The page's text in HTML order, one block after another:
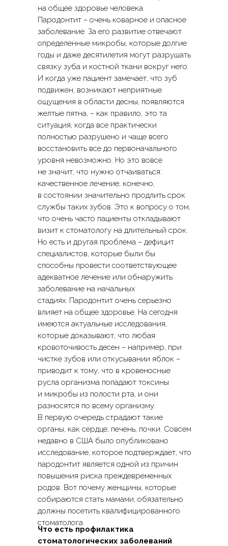
на общее здоровье человека.
Пародонтит – очень коварное и опасное
заболевание. За его развитие отвечают
определенные микробы, которые долгие
годы и даже десятилетия могут разрушать
связку зуба и костной ткани вокруг него.
И когда уже пациент замечает, что зуб
подвижен, возникают неприятные
ощущения в области десны, появляются
желтые пятна, – как правило, это та
ситуация, когда все практически
полностью разрушено и чаще всего
восстановить все до первоначального
уровня невозможно. Но это вовсе
не значит, что нужно отчаиваться:
качественное лечение, конечно,
в состоянии значительно продлить срок
службы таких зубов. Это к вопросу о том,
что очень часто пациенты откладывают
визит к стоматологу на длительный срок.
Но есть и другая проблема – дефицит
специалистов, которые были бы
способны провести соответствующее
адекватное лечение или обнаружить
заболевание на начальных
стадиях. Пародонтит очень серьезно
влияет на общее здоровье. На сегодня
имеются актуальные исследования,
которые доказывают, что любая
кровоточивость десен – например, при
чистке зубов или откусывании яблок –
приводит к тому, что в кровеносные
русла организма попадают токсины
и микробы из полости рта, и они
разносятся по всему организму.
В первую очередь страдают такие
органы, как сердце, печень, почки. Совсем
недавно в США было опубликовано
исследование, которое подтверждает, что
пародонтит является одной из причин
повышения риска преждевременных
родов. Вот почему женщины, которые
собираются стать мамами, обязательно
должны посетить квалифицированного
стоматолога.
Что есть профилактика
стоматологических заболеваний
СТАТЬИ АРАМА
ДАВИДЯНА